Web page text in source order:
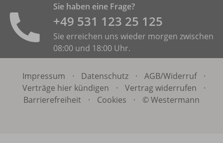
Sie haben eine Frage?
+49 531 ­123 25 125
Sie erreichen uns wieder morgen zwischen
08:00 und 18:00 Uhr.
Impressum · Datenschutz · AGB/Widerruf
·
Verträge hier kündigen
· Vertrag widerrufen
·
Barrierefreiheit
· Cookies · © Westermann